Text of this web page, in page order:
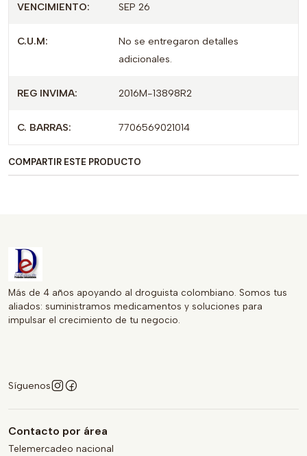
tratamientos? Su concentración precisa y presentación
pequeñas o extensas de la piel, adaptándose a las
necesidades de cada usuario. Se recomienda su uso bajo la
Con un envase práctico y fácil de llevar, CLOBETASOL
tratamiento confiable y efectivo. No dejes pasar la
VENCIMIENTO: SEP 26
C.U.M:
No se entregaron detalles
adicionales.
REG INVIMA: 2016M-13898R2
C. BARRAS: 7706569021014
COMPARTIR ESTE PRODUCTO
Más de 4 años apoyando al droguista colombiano. Somos tus
aliados: suministramos medicamentos y soluciones para
impulsar el crecimiento de tu negocio.
Síguenos
Contacto por área
Telemercadeo nacional